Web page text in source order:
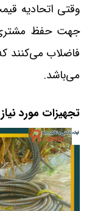
وقتی اتحادیه
جهت حفظ مشتری
فاضلاب می‌کنند
می‌باشد.
تجهیزات مورد نیاز